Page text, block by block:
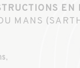
EN
MANS
,